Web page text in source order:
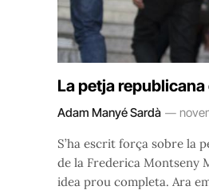
La petja
Adam Manyé Sardà
S’ha escrit força sobre la
de la Frederica Montseny
idea prou completa. Ara